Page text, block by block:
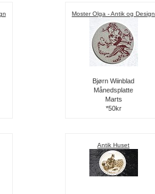
Moster Olga - Antik og Design
Bjørn Wiinblad
Månedsplatte
Marts
*50kr
Antik Huset